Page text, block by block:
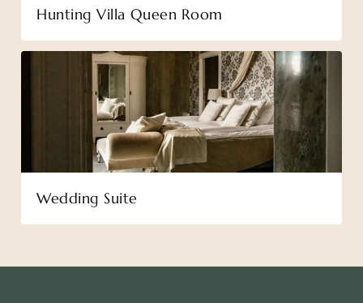
Hunting Villa Queen Room
Wedding Suite